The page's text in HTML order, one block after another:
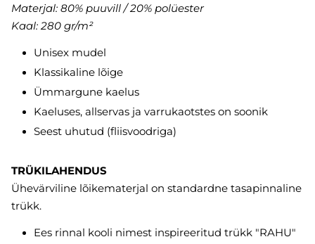
Materjal: 80% puuvill / 20% polüester
Kaal: 280 gr/m²
Unisex mudel
Klassikaline lõige
Ümmargune kaelus
Kaeluses, allservas ja varrukaotstes on soonik
Seest uhutud (fliisvoodriga)
TRÜKILAHENDUS
Ühevärviline lõikematerjal on standardne tasapinnaline
trükk.
Ees rinnal kooli nimest inspireeritud trükk "RAHU"